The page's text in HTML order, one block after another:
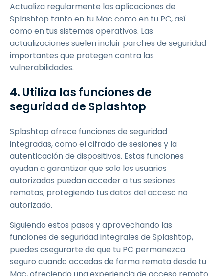
Actualiza regularmente las aplicaciones de
Splashtop tanto en tu Mac como en tu PC, así
como en tus sistemas operativos. Las
actualizaciones suelen incluir parches de seguridad
importantes que protegen contra las
vulnerabilidades.
4. Utiliza las funciones de
seguridad de Splashtop
Splashtop ofrece funciones de seguridad
integradas, como el cifrado de sesiones y la
autenticación de dispositivos. Estas funciones
ayudan a garantizar que solo los usuarios
autorizados puedan acceder a tus sesiones
remotas, protegiendo tus datos del acceso no
autorizado.
Siguiendo estos pasos y aprovechando las
funciones de seguridad integrales de Splashtop,
puedes asegurarte de que tu PC permanezca
seguro cuando accedas de forma remota desde tu
Mac, ofreciendo una experiencia de acceso remoto